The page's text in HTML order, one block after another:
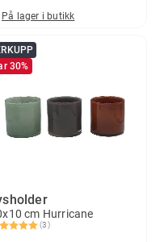
På lager i butikk
30%
cm Hurricane
(3)
av 5 mulige